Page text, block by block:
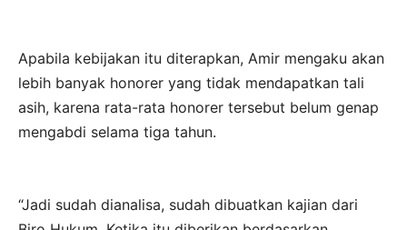
Apabila kebijakan itu diterapkan, Amir mengaku akan
lebih banyak honorer yang tidak mendapatkan tali
asih, karena rata-rata honorer tersebut belum genap
mengabdi selama tiga tahun.
“Jadi sudah dianalisa, sudah dibuatkan kajian dari